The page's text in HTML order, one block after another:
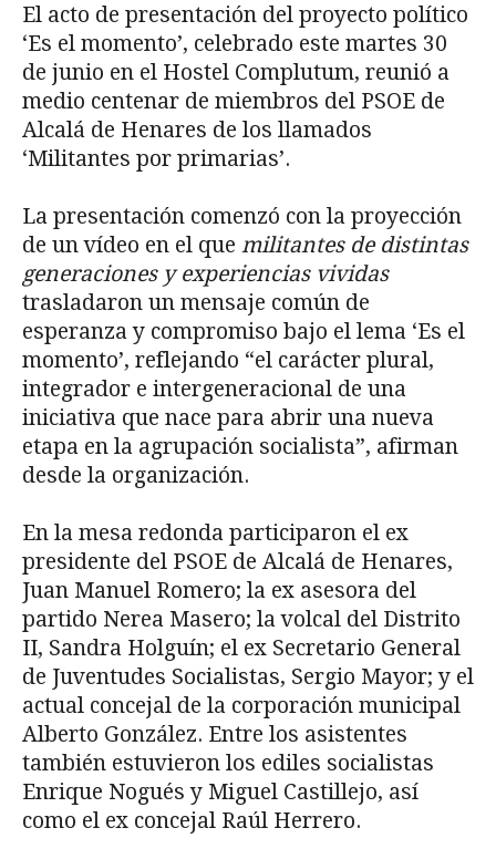
El acto de presentación del proyecto político
‘Es el momento’, celebrado este martes 30
de junio en el Hostel Complutum, reunió a
medio centenar de miembros del PSOE de
Alcalá de Henares de los llamados
‘Militantes por primarias’.
La presentación comenzó con la proyección
de un vídeo en el que militantes de distintas
generaciones y experiencias vividas
trasladaron un mensaje común de
esperanza y compromiso bajo el lema ‘Es el
momento’, reflejando “el carácter plural,
integrador e intergeneracional de una
iniciativa que nace para abrir una nueva
etapa en la agrupación socialista”, afirman
desde la organización.
En la mesa redonda participaron el ex
presidente del PSOE de Alcalá de Henares,
Juan Manuel Romero; la ex asesora del
partido Nerea Masero; la volcal del Distrito
II, Sandra Holguín; el ex Secretario General
de Juventudes Socialistas, Sergio Mayor; y el
actual concejal de la corporación municipal
Alberto González. Entre los asistentes
también estuvieron los ediles socialistas
Enrique Nogués y Miguel Castillejo, así
como el ex concejal Raúl Herrero.